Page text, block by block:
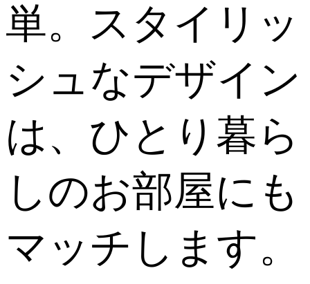
単。スタイリッ
シュなデザイン
は、ひとり暮ら
しのお部屋にも
マッチします。